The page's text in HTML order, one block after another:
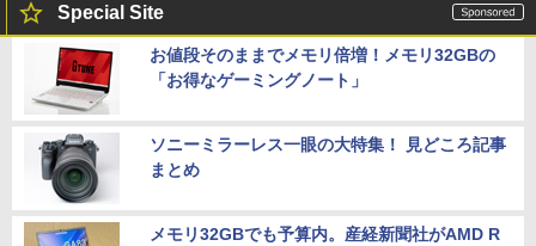
Special Site
お値段そのままでメモリ倍増！メモリ32GBの
「お得なゲーミングノート」
ソニーミラーレス一眼の大特集！ 見どころ記事
まとめ
メモリ32GBでも予算内。産経新聞社がAMD R